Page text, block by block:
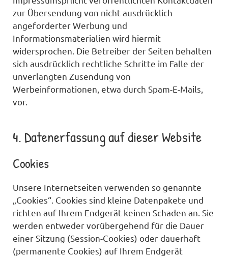
zur Übersendung von nicht ausdrücklich
angeforderter Werbung und
Informationsmaterialien wird hiermit
widersprochen. Die Betreiber der Seiten behalten
sich ausdrücklich rechtliche Schritte im Falle der
unverlangten Zusendung von
Werbeinformationen, etwa durch Spam-E-Mails,
vor.
4. Datenerfassung auf dieser Website
Cookies
Unsere Internetseiten verwenden so genannte
„Cookies“. Cookies sind kleine Datenpakete und
richten auf Ihrem Endgerät keinen Schaden an. Sie
werden entweder vorübergehend für die Dauer
einer Sitzung (Session-Cookies) oder dauerhaft
(permanente Cookies) auf Ihrem Endgerät